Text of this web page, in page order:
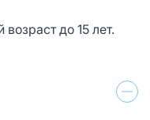
до 15 лет.